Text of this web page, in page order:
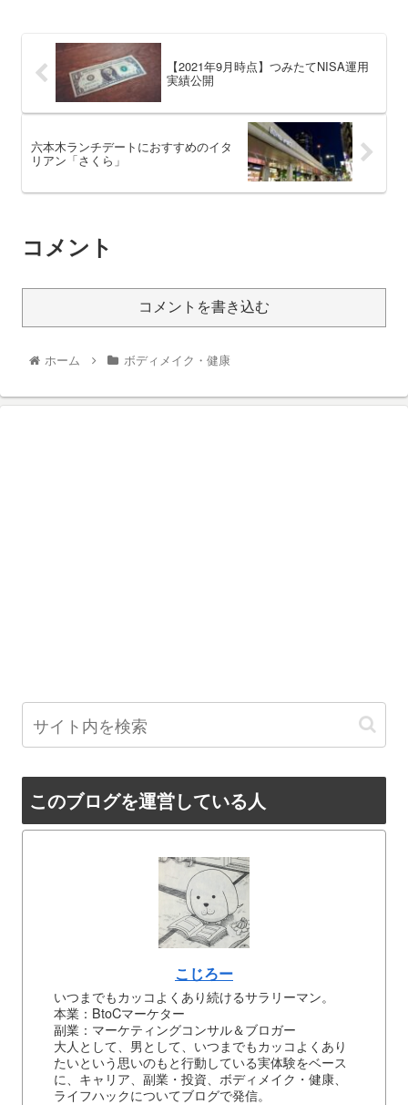
【2021年9月時点】つみたてNISA運用
実績公開
六本木ランチデートにおすすめのイタ
リアン「さくら」
コメント
コメントを書き込む
ホーム ボディメイク・健康
このブログを運営している人
こじろー
いつまでもカッコよくあり続けるサラリーマン。
本業：BtoCマーケター
副業：マーケティングコンサル＆ブロガー
大人として、男として、いつまでもカッコよくあり
たいという思いのもと行動している実体験をベース
に、キャリア、副業・投資、ボディメイク・健康、
ライフハックについてブログで発信。